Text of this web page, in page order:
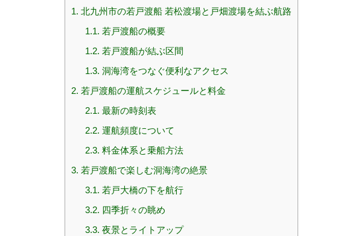
1. 北九州市の若戸渡船 若松渡場と戸畑渡場を結ぶ航路
1.1. 若戸渡船の概要
1.2. 若戸渡船が結ぶ区間
1.3. 洞海湾をつなぐ便利なアクセス
2. 若戸渡船の運航スケジュールと料金
2.1. 最新の時刻表
2.2. 運航頻度について
2.3. 料金体系と乗船方法
3. 若戸渡船で楽しむ洞海湾の絶景
3.1. 若戸大橋の下を航行
3.2. 四季折々の眺め
3.3. 夜景とライトアップ